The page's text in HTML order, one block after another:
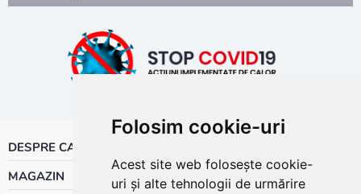
Folosim cookie-uri
Acest site web folosește cookie-
uri și alte tehnologii de urmărire
DESPRE CALOR
MAGAZIN